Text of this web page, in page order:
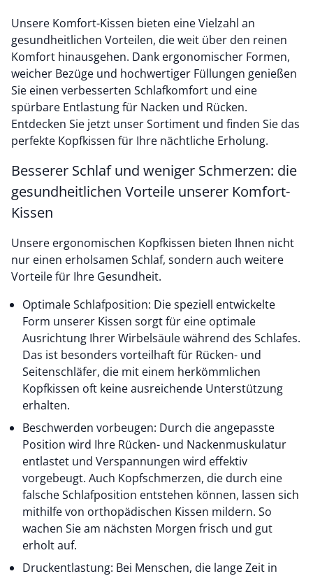
Unsere Komfort-Kissen bieten eine Vielzahl an
gesundheitlichen Vorteilen, die weit über den reinen
Komfort hinausgehen. Dank ergonomischer Formen,
weicher Bezüge und hochwertiger Füllungen genießen
Sie einen verbesserten Schlafkomfort und eine
spürbare Entlastung für Nacken und Rücken.
Entdecken Sie jetzt unser Sortiment und finden Sie das
perfekte Kopfkissen für Ihre nächtliche Erholung.
Besserer Schlaf und weniger Schmerzen: die
gesundheitlichen Vorteile unserer Komfort-
Kissen
Unsere ergonomischen Kopfkissen bieten Ihnen nicht
nur einen erholsamen Schlaf, sondern auch weitere
Vorteile für Ihre Gesundheit.
Optimale Schlafposition: Die speziell entwickelte
Form unserer Kissen sorgt für eine optimale
Ausrichtung Ihrer Wirbelsäule während des Schlafes.
Das ist besonders vorteilhaft für Rücken- und
Seitenschläfer, die mit einem herkömmlichen
Kopfkissen oft keine ausreichende Unterstützung
erhalten.
Beschwerden vorbeugen: Durch die angepasste
Position wird Ihre Rücken- und Nackenmuskulatur
entlastet und Verspannungen wird effektiv
vorgebeugt. Auch Kopfschmerzen, die durch eine
falsche Schlafposition entstehen können, lassen sich
mithilfe von orthopädischen Kissen mildern. So
wachen Sie am nächsten Morgen frisch und gut
erholt auf.
Druckentlastung: Bei Menschen, die lange Zeit in